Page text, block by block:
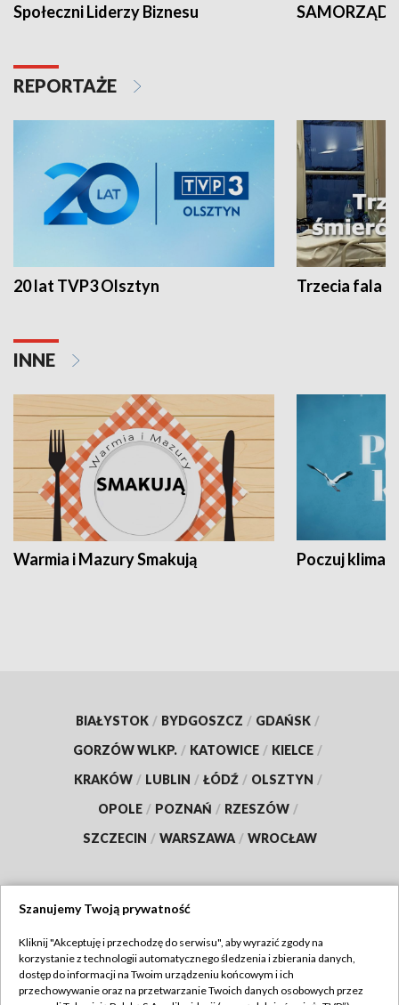
Społeczni Liderzy Biznesu SAMORZĄD
REPORTAŻE
20 lat TVP3 Olsztyn Trzecia fala -
INNE
Warmia i Mazury Smakują Poczuj klimat
BIAŁYSTOK / BYDGOSZCZ / GDAŃSK /
GORZÓW WLKP. / KATOWICE / KIELCE /
KRAKÓW / LUBLIN / ŁÓDŹ / OLSZTYN /
OPOLE / POZNAŃ / RZESZÓW /
SZCZECIN / WARSZAWA / WROCŁAW
TVP
Abonament TVP
Regulamin TVP
Szanujemy Twoją prywatność
Kliknij "Akceptuję i przechodzę do serwisu", aby wyrazić zgody na
korzystanie z technologii automatycznego śledzenia i zbierania danych,
dostęp do informacji na Twoim urządzeniu końcowym i ich
przechowywanie oraz na przetwarzanie Twoich danych osobowych przez